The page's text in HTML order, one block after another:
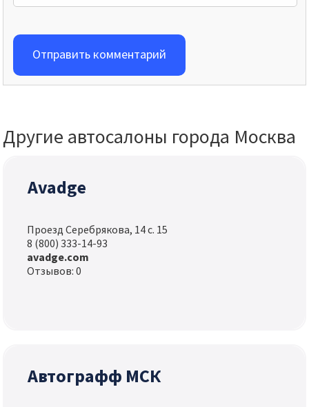
Отправить комментарий
Другие автосалоны города Москва
Avadge
Проезд Серебрякова, 14 с. 15
8 (800) 333-14-93
avadge.com
Отзывов: 0
Автографф МСК